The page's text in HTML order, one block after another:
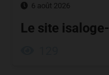
6 août 2026
Le site